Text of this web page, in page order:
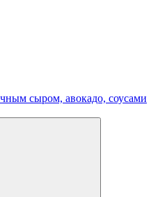
сыром, авокадо, соусами